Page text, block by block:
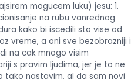
mogucem luku) jesu: 1.
na rubu vanrednog
kako bi iscedili sto vise od
vreme, a oni sve bezobrazniji i
na cak mnogo visim
s pravim ljudima, jer je to ne
tako nastavim, al da sam novi